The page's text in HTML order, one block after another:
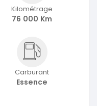
Kilométrage
76 000 Km
Carburant
Essence